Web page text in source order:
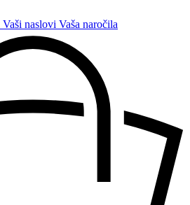
Vaši naslovi Vaša naročila